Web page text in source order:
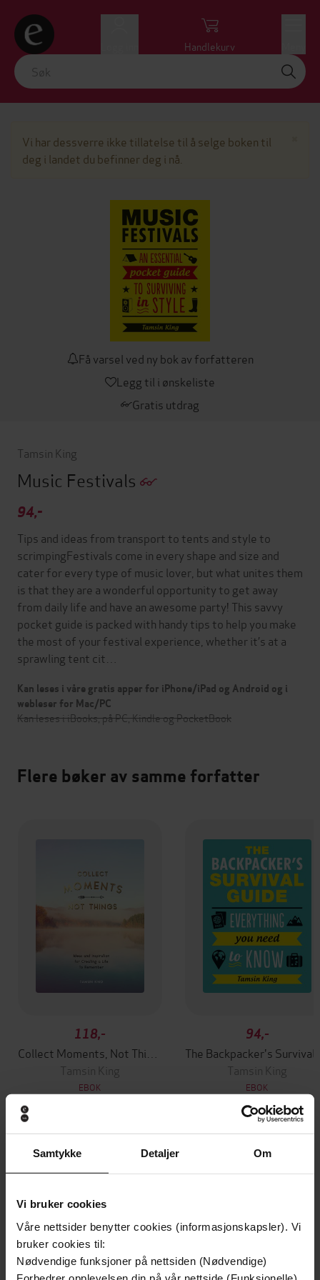
Samtykke Detaljer Om
Vi bruker cookies
Våre nettsider benytter cookies (informasjonskapsler). Vi
bruker cookies til:
Nødvendige funksjoner på nettsiden (Nødvendige)
Handlekurv
Vi har dessverre ikke tillatelse til å selge boken til
deg i landet du befinner deg i nå.
Få varsel ved ny bok av forfatteren
Legg til i ønskeliste
Gratis utdrag
Tamsin King
Music Festivals
94,-
Tips and ideas from transport to tents and style to
scrimpingFestivals come in every shape and size and
cater for every type of music lover, but what unites them
is that they are a wonderful opportunity to get away
from daily life and have an awesome party! This savvy
pocket guide is packed with handy tips to help you make
the most of your festival experience, whether it’s at a
sprawling tent cit…
Kan leses i våre gratis apper for iPhone/iPad og Android og i
webleser for Mac/PC
Kan leses i iBooks, på PC, Kindle og PocketBook
Flere bøker av samme forfatter
118,-
Tamsin King
EBOK
94,-
Tamsin King
EBOK
Andre har også kjøpt
Premium